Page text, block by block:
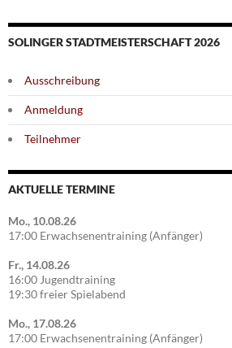
SOLINGER STADTMEISTERSCHAFT 2026
Ausschreibung
Anmeldung
Teilnehmer
AKTUELLE TERMINE
Mo., 10.08.26
17:00 Erwachsenentraining (Anfänger)
Fr., 14.08.26
16:00 Jugendtraining
19:30 freier Spielabend
Mo., 17.08.26
17:00 Erwachsenentraining (Anfänger)